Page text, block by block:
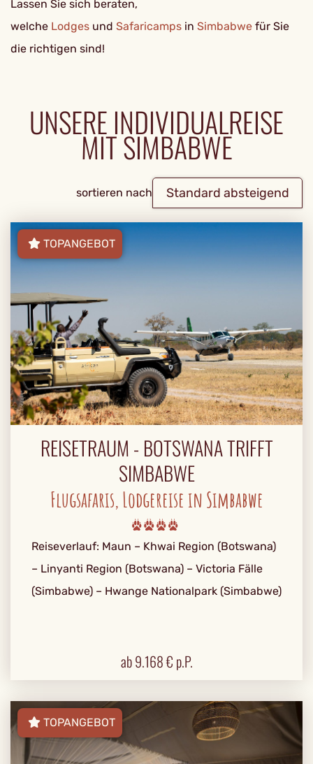
Lassen Sie sich beraten,
welche Lodges und Safaricamps in Simbabwe für Sie
die richtigen sind!
UNSERE INDIVIDUALREISE
MIT SIMBABWE
sortieren nach Standard absteigend
TOPANGEBOT
REISETRAUM - BOTSWANA TRIFFT
SIMBABWE
Flugsafaris, Lodgereise in Simbabwe
Reiseverlauf: Maun – Khwai Region (Botswana)
– Linyanti Region (Botswana) – Victoria Fälle
(Simbabwe) – Hwange Nationalpark (Simbabwe)
ab9.168€ p.P.
TOPANGEBOT